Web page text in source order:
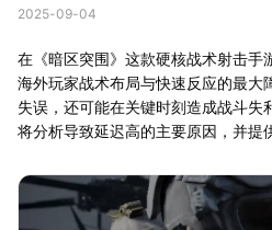
2025-09-04
在《暗区突围》这款硬核战术射击手
海外玩家战术布局与快速反应的最大
失误，还可能在关键时刻造成战斗失
将分析导致延迟高的主要原因，并提